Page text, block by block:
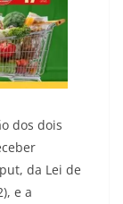
dos dois
da Lei de
e a